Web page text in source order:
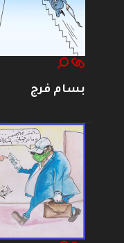
بسام فرج